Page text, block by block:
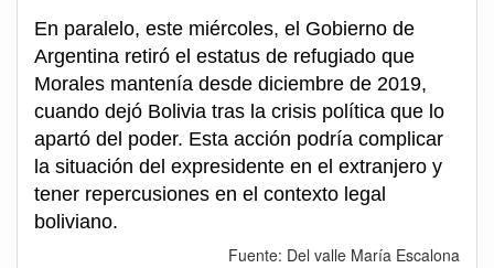
En paralelo, este miércoles, el Gobierno de
Argentina retiró el estatus de refugiado que
Morales mantenía desde diciembre de 2019,
cuando dejó Bolivia tras la crisis política que lo
apartó del poder. Esta acción podría complicar
la situación del expresidente en el extranjero y
tener repercusiones en el contexto legal
boliviano.
Fuente: Del valle María Escalona